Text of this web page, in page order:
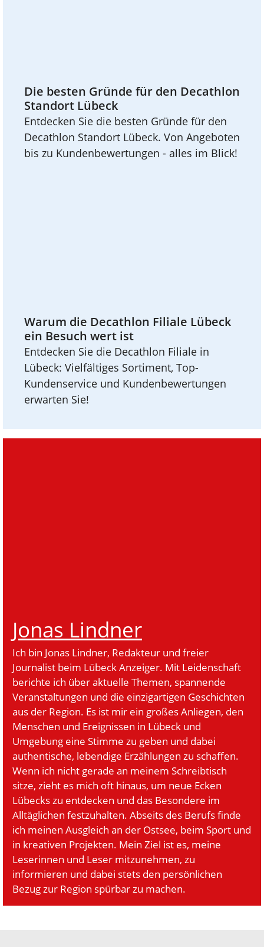
Die besten Gründe für den Decathlon
Standort Lübeck
Entdecken Sie die besten Gründe für den
Decathlon Standort Lübeck. Von Angeboten
bis zu Kundenbewertungen - alles im Blick!
Warum die Decathlon Filiale Lübeck
ein Besuch wert ist
Entdecken Sie die Decathlon Filiale in
Lübeck: Vielfältiges Sortiment, Top-
Kundenservice und Kundenbewertungen
erwarten Sie!
Jonas Lindner
Ich bin Jonas Lindner, Redakteur und freier
Journalist beim Lübeck Anzeiger. Mit Leidenschaft
berichte ich über aktuelle Themen, spannende
Veranstaltungen und die einzigartigen Geschichten
aus der Region. Es ist mir ein großes Anliegen, den
Menschen und Ereignissen in Lübeck und
Umgebung eine Stimme zu geben und dabei
authentische, lebendige Erzählungen zu schaffen.
Wenn ich nicht gerade an meinem Schreibtisch
sitze, zieht es mich oft hinaus, um neue Ecken
Lübecks zu entdecken und das Besondere im
Alltäglichen festzuhalten. Abseits des Berufs finde
ich meinen Ausgleich an der Ostsee, beim Sport und
in kreativen Projekten. Mein Ziel ist es, meine
Leserinnen und Leser mitzunehmen, zu
informieren und dabei stets den persönlichen
Bezug zur Region spürbar zu machen.